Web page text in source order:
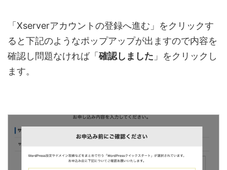
「Xserverアカウントの登録へ進む」をクリックす
ると下記のようなポップアップが出ますので内容を
確認し問題なければ「確認しました 」をクリックし
ます。